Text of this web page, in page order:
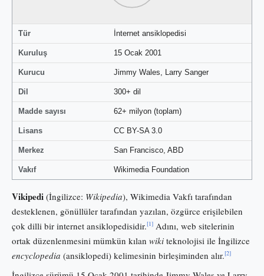
Tür İnternet ansiklopedisi
Kuruluş 15 Ocak 2001
Kurucu Jimmy Wales, Larry Sanger
Dil 300+ dil
Madde sayısı 62+ milyon (toplam)
Lisans CC BY-SA 3.0
Merkez San Francisco, ABD
Vakıf Wikimedia Foundation
Vikipedi (İngilizce: Wikipedia), Wikimedia Vakfı tarafından
desteklenen, gönüllüler tarafından yazılan, özgürce erişilebilen
çok dilli bir internet ansiklopedisidir.[1] Adını, web sitelerinin
ortak düzenlenmesini mümkün kılan wiki teknolojisi ile İngilizce
encyclopedia (ansiklopedi) kelimesinin birleşiminden alır.[2]